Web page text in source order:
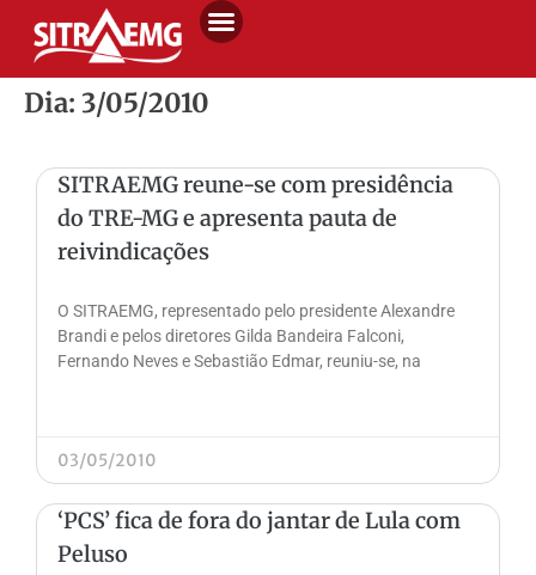
Dia: 3/05/2010
SITRAEMG reune-se com presidência
do TRE-MG e apresenta pauta de
reivindicações
O SITRAEMG, representado pelo presidente Alexandre
Brandi e pelos diretores Gilda Bandeira Falconi,
Fernando Neves e Sebastião Edmar, reuniu-se, na
03/05/2010
‘PCS’ fica de fora do jantar de Lula com
Peluso